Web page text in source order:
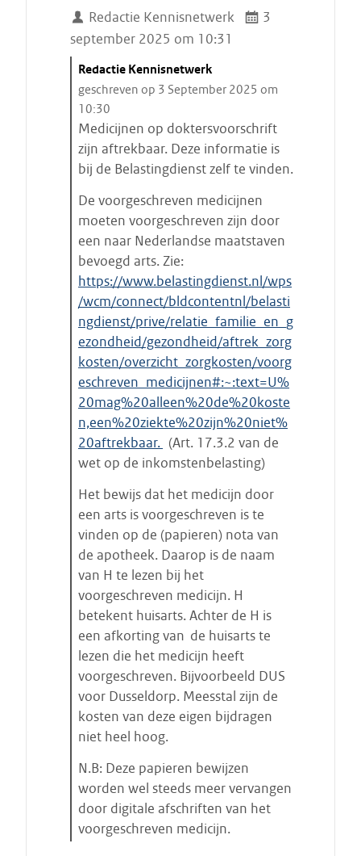
Redactie Kennisnetwerk
3
september 2025 om 10:31
C
i
t
a
a
t
t
a
r
t
e
n
Redactie Kennisnetwerk
geschreven op 3 September 2025 om
10:30
Medicijnen op doktersvoorschrift
zijn aftrekbaar. Deze informatie is
bij de Belastingdienst zelf te vinden.
De voorgeschreven medicijnen
moeten voorgeschreven zijn door
een naar Nederlandse maatstaven
bevoegd arts. Zie:
https://www.belastingdienst.nl/wps
/wcm/connect/bldcontentnl/belasti
ngdienst/prive/relatie_familie_en_g
ezondheid/gezondheid/aftrek_zorg
kosten/overzicht_zorgkosten/voorg
eschreven_medicijnen#:~:text=U%
20mag%20alleen%20de%20koste
n,een%20ziekte%20zijn%20niet%
20aftrekbaar. (Art. 17.3.2 van de
wet op de inkomstenbelasting)
Het bewijs dat het medicijn door
een arts is voorgeschreven is te
vinden op de (papieren) nota van
de apotheek. Daarop is de naam
van H te lezen bij het
voorgeschreven medicijn. H
betekent huisarts. Achter de H is
een afkorting van de huisarts te
lezen die het medicijn heeft
voorgeschreven. Bijvoorbeeld DUS
voor Dusseldorp. Meesstal zijn de
kosten van deze eigen bijdragen
niet heel hoog.
N.B: Deze papieren bewijzen
worden wel steeds meer vervangen
door digitale afschriften van het
voorgeschreven medicijn.